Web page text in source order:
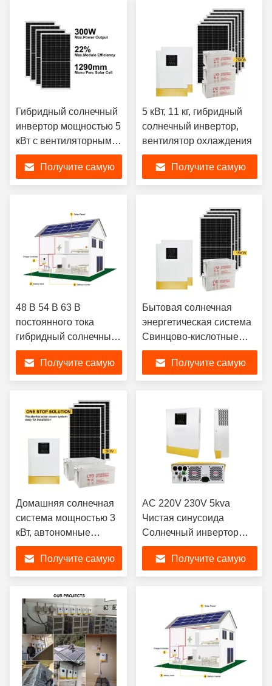
Гибридный солнечный
инвертор мощностью 5
кВт с вентиляторным
охлаждением, 11 кг
для домаПолучите самую
5 кВт, 11 кг, гибридный
солнечный инвертор,
вентилятор охлаждения
Получите самую
48 В 54 В 63 В
постоянного тока
гибридный солнечный
инвертор чистый
синусоидальный
инвертор
Получите самую
Бытовая солнечная
энергетическая система
Свинцово-кислотные
батареи Решения для
домашней солнечной
системы
Получите самую
Домашняя солнечная
система мощностью 3
кВт, автономные
энергетические
решения, свинцово-
кислотная батарея
Получите самую
AC 220V 230V 5kva
Чистая синусоида
Солнечный инвертор
Светодиодный ЖК-
дисплейПолучите самую